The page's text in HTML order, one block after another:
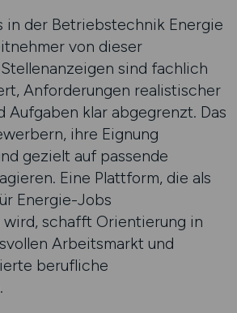
in der Betriebstechnik Energie
von dieser
sind fachlich
Anforderungen realistischer
Aufgaben klar abgegrenzt. Das
ihre Eignung
gezielt auf passende
Eine Plattform, die als
Energie-Jobs
schafft Orientierung in
Arbeitsmarkt und
berufliche